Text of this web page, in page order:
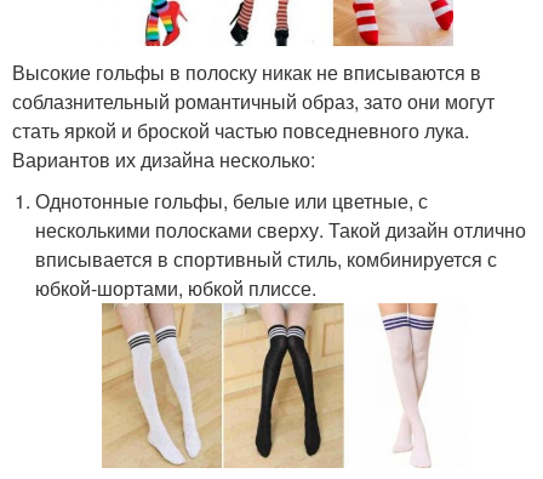
Высокие гольфы в полоску никак не вписываются в
соблазнительный романтичный образ, зато они могут
стать яркой и броской частью повседневного лука.
Вариантов их дизайна несколько:
Однотонные гольфы, белые или цветные, с
несколькими полосками сверху. Такой дизайн отлично
вписывается в спортивный стиль, комбинируется с
юбкой-шортами, юбкой плиссе.